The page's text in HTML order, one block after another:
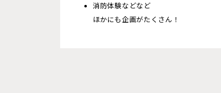
消防体験などなど
ほかにも企画がたくさん！